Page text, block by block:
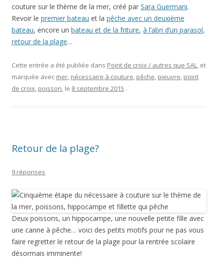
couture sur le thème de la mer, créé par Sara Guermani.
Revoir le premier bateau et la pêche avec un deuxième
bateau, encore un bateau et de la friture, à l’abri d’un parasol,
retour de la plage…
Cette entrée a été publiée dans Point de croix / autres que SAL, et
marquée avec mer, nécessaire à couture, pêche, pieuvre, point
de croix, poisson, le 8 septembre 2015 .
Retour de la plage?
9 réponses
Deux poissons, un hippocampe, une nouvelle petite fille avec
une canne à pêche… voici des petits motifs pour ne pas vous
faire regretter le retour de la plage pour la rentrée scolaire
désormais imminente!